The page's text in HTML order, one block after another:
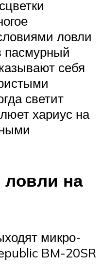
ловли
пасмурный
себя
светит
хариус на
на
микро-
BM-20SR